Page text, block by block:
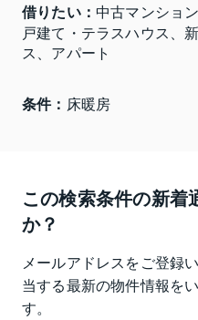
借りたい： 中古マンショ
戸建て・テラスハウス、
ス、アパート
条件： 床暖房
この検索条件の新着
か？
メールアドレスをご登録
当する最新の物件情報を
す。